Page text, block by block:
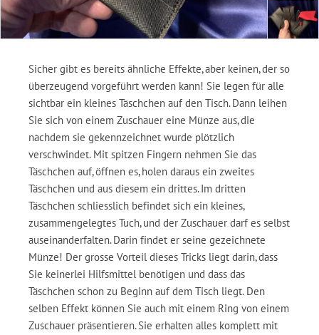
Sicher gibt es bereits ähnliche Effekte, aber keinen, der so
überzeugend vorgeführt werden kann! Sie legen für alle
sichtbar ein kleines Täschchen auf den Tisch. Dann leihen
Sie sich von einem Zuschauer eine Münze aus, die
nachdem sie gekennzeichnet wurde plötzlich
verschwindet. Mit spitzen Fingern nehmen Sie das
Täschchen auf, öffnen es, holen daraus ein zweites
Täschchen und aus diesem ein drittes. Im dritten
Täschchen schliesslich befindet sich ein kleines,
zusammengelegtes Tuch, und der Zuschauer darf es selbst
auseinanderfalten. Darin findet er seine gezeichnete
Münze! Der grosse Vorteil dieses Tricks liegt darin, dass
Sie keinerlei Hilfsmittel benötigen und dass das
Täschchen schon zu Beginn auf dem Tisch liegt. Den
selben Effekt können Sie auch mit einem Ring von einem
Zuschauer präsentieren. Sie erhalten alles komplett mit